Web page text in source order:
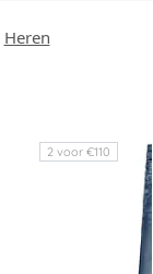
Heren
2 voor €110